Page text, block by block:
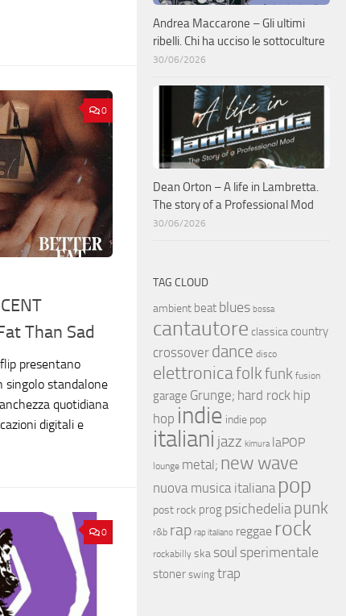
0
Than Sad
presentano
singolo standalone
quotidiana
digitali e
0
Andrea Maccarone – Gli ultimi
ribelli. Chi ha ucciso le sottoculture
30/06/2026
Dean Orton – A life in Lambretta.
The story of a Professional Mod
30/06/2026
TAG CLOUD
ambient beat blues bossa
cantautore classica country
crossover dance disco
elettronicafolkfunk fusion
garage Grunge; hard rock hip
hop indie indie pop
italiani jazz kimura laPOP
lounge metal; new wave
nuova musica italiana pop
post rock prog psichedeliapunk
r&b rap rap italiano reggae rock
rockabilly ska soul sperimentale
stoner swing trap